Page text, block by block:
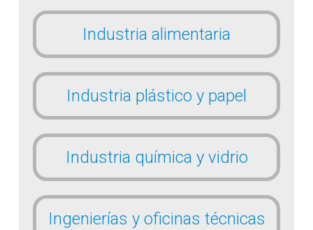
Industria alimentaria
Industria plástico y papel
Industria química y vidrio
Ingenierías y oficinas técnicas